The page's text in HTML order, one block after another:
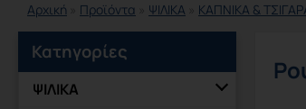
Αρχική Προϊόντα ΨΙΛΙΚΑ ΚΑΠΝΙΚΑ &
Κατηγορίες
ΨΙΛΙΚΑ